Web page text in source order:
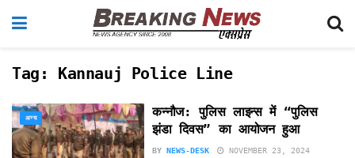
Tag: Kannauj Police Line
अन्य
कन्नौज: पुलिस लाइन्स में “पुलिस
झंडा दिवस” का आयोजन हुआ
BY NEWS-DESK NOVEMBER 23, 2024